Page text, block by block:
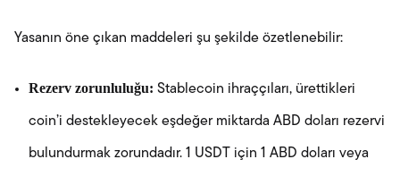
Yasanın öne çıkan maddeleri şu şekilde özetlenebilir:
Rezerv zorunluluğu: Stablecoin ihraççıları, ürettikleri
coin’i destekleyecek eşdeğer miktarda ABD doları rezervi
bulundurmak zorundadır. 1 USDT için 1 ABD doları veya